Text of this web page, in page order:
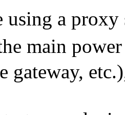
using a
main
gateway,